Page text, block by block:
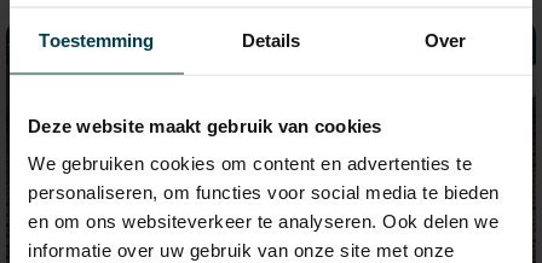
Toestemming Details Over
Deze website maakt gebruik van cookies
We gebruiken cookies om content en advertenties te
personaliseren, om functies voor social media te bieden
en om ons websiteverkeer te analyseren. Ook delen we
informatie over uw gebruik van onze site met onze